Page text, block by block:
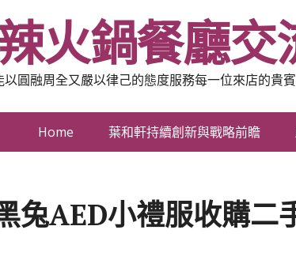
火鍋餐廳交
圓融周全又嚴以律己的態度服務每一位來店的貴
Home 葉和軒持續創新與戰略前瞻
兔AED小禮服收購二